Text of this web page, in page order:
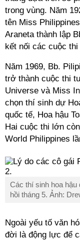
trong vùng. Năm
tên Miss
Araneta thành lập
kết nối các cuộc
Năm 1969, Bb.
trở thành cuộc thi
Universe và Miss
chọn thí sinh dự
quốc tế, Hoa hậu
Hai cuộc thi lớn
World Philippines
Các thí sinh hoa hậu
hồi tháng 5. Ảnh:
Ngoài yếu tố văn
đời là động lực để